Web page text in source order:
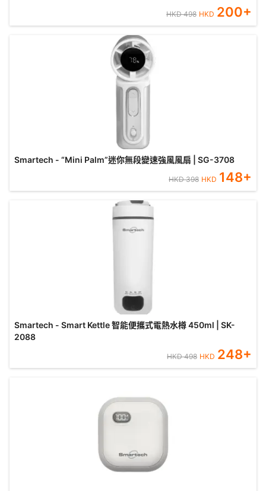
HKD498 HKD 200+
Smartech - “Mini Palm”迷你無段變速強風風扇 | SG-3708
HKD398 HKD 148+
Smartech - Smart Kettle 智能便攜式電熱水樽 450ml | SK-
2088
HKD498 HKD 248+